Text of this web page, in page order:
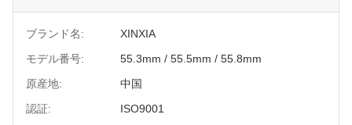
ブランド名:
XINXIA
モデル番号:
55.3mm / 55.5mm / 55.8mm
原産地:
中国
認証:
ISO9001